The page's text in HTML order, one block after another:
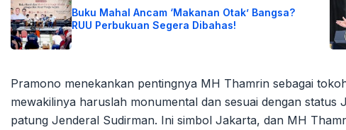
Buku Mahal Ancam ‘Makanan Otak’ Bangsa?
RUU Perbukuan Segera Dibahas!
Pramono menekankan pentingnya MH Thamrin sebagai
mewakilinya haruslah monumental dan sesuai dengan
patung Jenderal Sudirman. Ini simbol Jakarta, dan MH